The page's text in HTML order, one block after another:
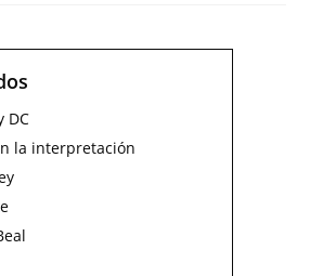
DC
la interpretación